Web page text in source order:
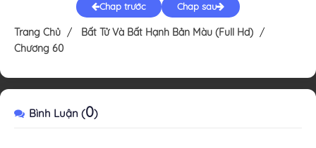
Chap trước Chap sau
Trang Chủ
Bất Tử Và Bất Hạnh Bản Màu (Full Hd)
Chương 60
Bình Luận (0)